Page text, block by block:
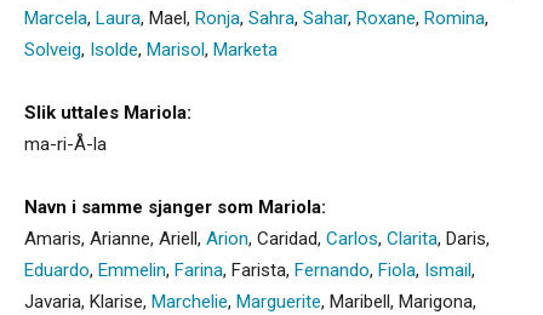
Marcela, Laura, Mael, Ronja, Sahra, Sahar, Roxane, Romina,
Solveig, Isolde, Marisol, Marketa
Slik uttales Mariola:
ma-ri-Å-la
Navn i samme sjanger som Mariola:
Amaris, Arianne, Ariell, Arion, Caridad, Carlos, Clarita, Daris,
Eduardo, Emmelin, Farina, Farista, Fernando, Fiola, Ismail,
Javaria, Klarise, Marchelie, Marguerite, Maribell, Marigona,